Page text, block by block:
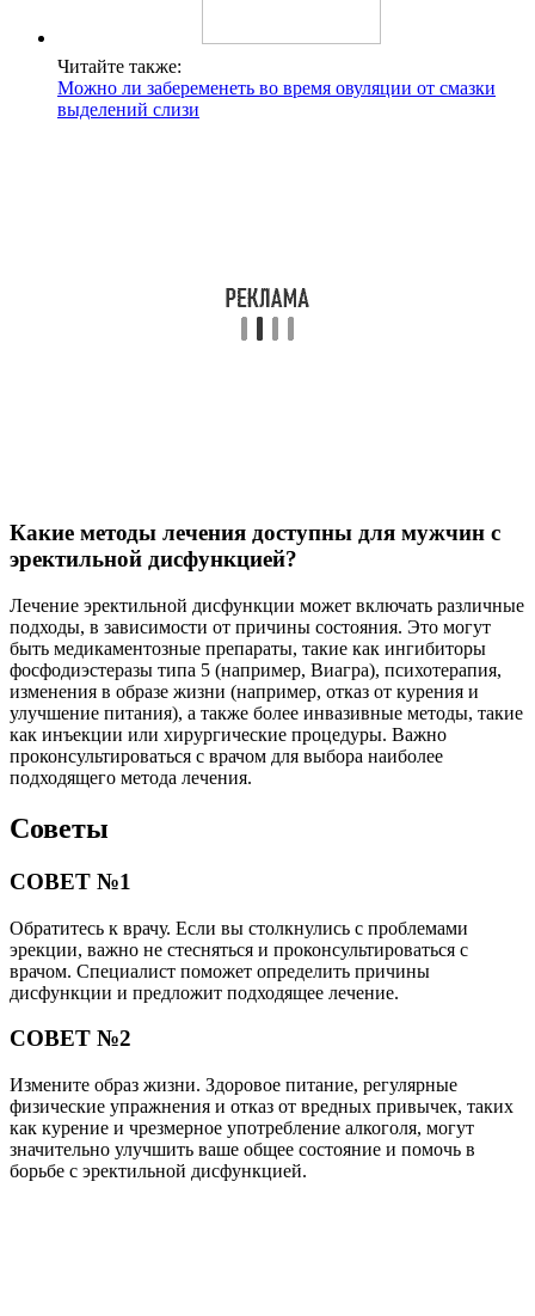
Читайте также:
Можно ли забеременеть во время овуляции от смазки
выделений слизи
Какие методы лечения доступны для мужчин с
эректильной дисфункцией?
Лечение эректильной дисфункции может включать различные
подходы, в зависимости от причины состояния. Это могут
быть медикаментозные препараты, такие как ингибиторы
фосфодиэстеразы типа 5 (например, Виагра), психотерапия,
изменения в образе жизни (например, отказ от курения и
улучшение питания), а также более инвазивные методы, такие
как инъекции или хирургические процедуры. Важно
проконсультироваться с врачом для выбора наиболее
подходящего метода лечения.
Советы
СОВЕТ №1
Обратитесь к врачу. Если вы столкнулись с проблемами
эрекции, важно не стесняться и проконсультироваться с
врачом. Специалист поможет определить причины
дисфункции и предложит подходящее лечение.
СОВЕТ №2
Измените образ жизни. Здоровое питание, регулярные
физические упражнения и отказ от вредных привычек, таких
как курение и чрезмерное употребление алкоголя, могут
значительно улучшить ваше общее состояние и помочь в
борьбе с эректильной дисфункцией.